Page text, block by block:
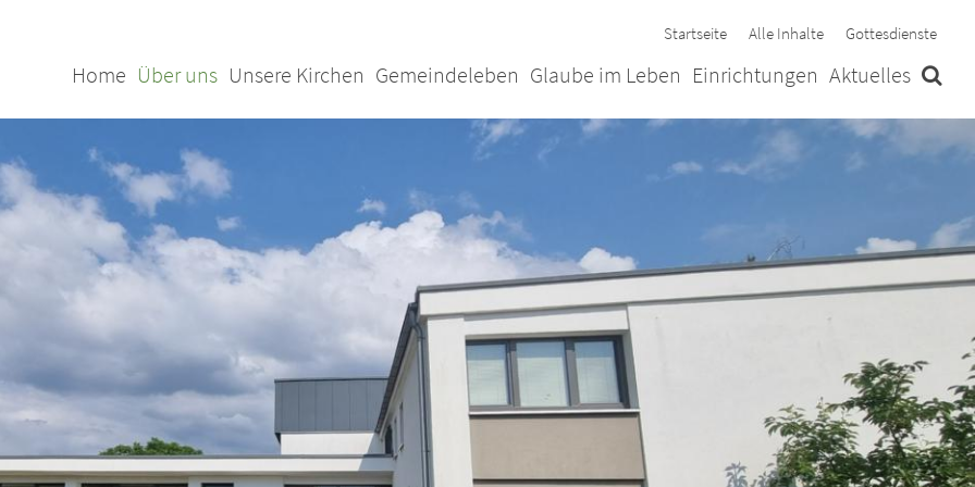
Startseite Alle Inhalte Gottesdienste
Home Über uns Unsere Kirchen Gemeindeleben Glaube im Leben Einrichtungen Aktuelles